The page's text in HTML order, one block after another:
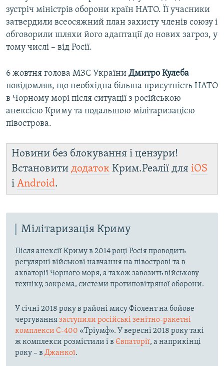
зустріч міністрів оборони країн НАТО. Її учасники
затвердили всеосяжний план захисту членів союзу і
обговорили шляхи його адаптації до нових загроз, у
тому числі – від Росії.
6 жовтня голова МЗС України Дмитро Кулеба
повідомляв, що необхідна більша присутність НАТО
в Чорному морі після ситуації з російською
анексією Криму та подальшою мілітаризацією
півострова.
Новини без блокування і цензури!
Встановити додаток Крим.Реалії для iOS
і Android.
Мілітаризація Криму
Після анексії Криму в 2014 році Росія проводить
регулярні військові навчання на півострові та в
акваторії Чорного моря, а також завозить військову
техніку, зокрема, системи протиповітряної оборони.
У січні 2018 року в районі мису Фіолент на бойове
чергуваннязаступили російські зенітно-ракетні
комплекси С-400 «Тріумф». У вересні 2018 року такі
ж комплекси розмістили і в Євпаторії, а наприкінці
року – в Джанкої.